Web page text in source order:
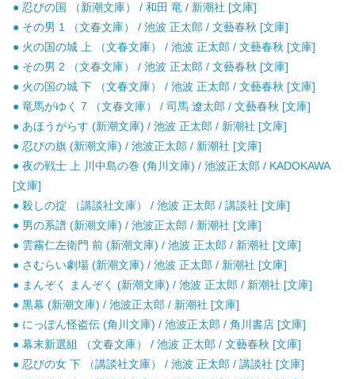
● 忍びの国 （新潮文庫） / 和田 竜 / 新潮社 [文庫]
● その男 1 （文春文庫） / 池波 正太郎 / 文藝春秋 [文庫]
● 火の国の城 上 （文春文庫） / 池波 正太郎 / 文藝春秋 [文庫]
● その男 2 （文春文庫） / 池波 正太郎 / 文藝春秋 [文庫]
● 火の国の城 下 （文春文庫） / 池波 正太郎 / 文藝春秋 [文庫]
● 竜馬がゆく 7 （文春文庫） / 司馬 遼太郎 / 文藝春秋 [文庫]
● あほうがらす (新潮文庫) / 池波 正太郎 / 新潮社 [文庫]
● 忍びの旗 (新潮文庫) / 池波正太郎 / 新潮社 [文庫]
● 夜の戦士 上 川中島の巻 (角川文庫) / 池波正太郎 / KADOKAWA
[文庫]
● 殺しの掟 （講談社文庫） / 池波 正太郎 / 講談社 [文庫]
● 男の系譜 (新潮文庫) / 池波正太郎 / 新潮社 [文庫]
● 雲霧仁左衛門 前 (新潮文庫) / 池波 正太郎 / 新潮社 [文庫]
● さむらい劇場 (新潮文庫) / 池波 正太郎 / 新潮社 [文庫]
● まんぞく まんぞく (新潮文庫) / 池波 正太郎 / 新潮社 [文庫]
● 黒幕 (新潮文庫) / 池波正太郎 / 新潮社 [文庫]
● にっぽん怪盗伝 (角川文庫) / 池波正太郎 / 角川書店 [文庫]
● 幕末新選組 （文春文庫） / 池波 正太郎 / 文藝春秋 [文庫]
● 忍びの女 下 （講談社文庫） / 池波 正太郎 / 講談社 [文庫]